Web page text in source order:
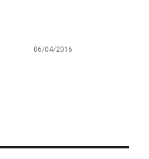
06/04/2016